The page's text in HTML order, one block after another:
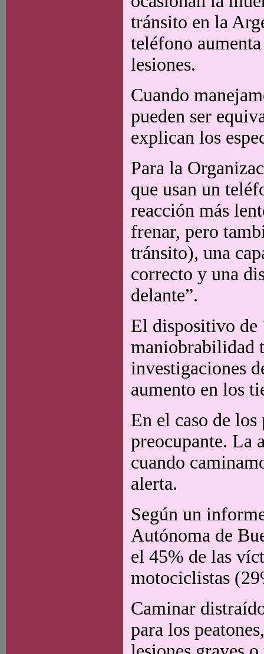
tránsito en la
teléfono
lesiones.
Cuando
pueden ser
explican los
Para la
que usan un
reacción más
frenar, pero
tránsito), una
correcto y una
delante”.
El dispositivo de
maniobrabilidad
investigaciones
aumento en los
En el caso de
preocupante. La
cuando
alerta.
Según un
Autónoma de
el 45% de las
motociclistas
Caminar
para los